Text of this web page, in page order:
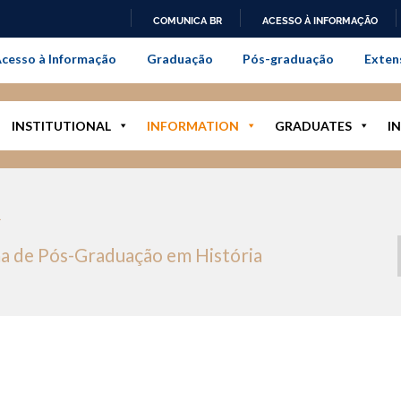
PARA
O
COMUNICA BR ACESSO À INFORMAÇÃO
da Universidade Federal
à Informação Graduação Pós-graduação
INSTITUTIONAL INFORMATION GRADUATES
de Pós-Graduação em História